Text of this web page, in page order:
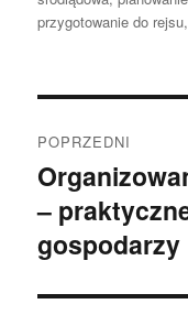
przygotowanie do rejsu
wpisu
POPRZEDNI
Poprzedni
wpis:
–
gospodarzy